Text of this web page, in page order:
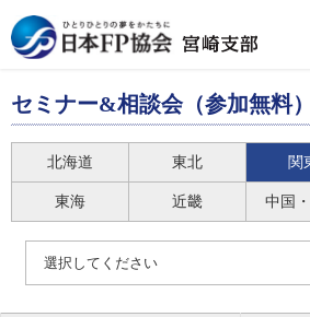
セミナー&相談会（参加無料）
北海道 東北 関
東海 近畿 中国
選択してください